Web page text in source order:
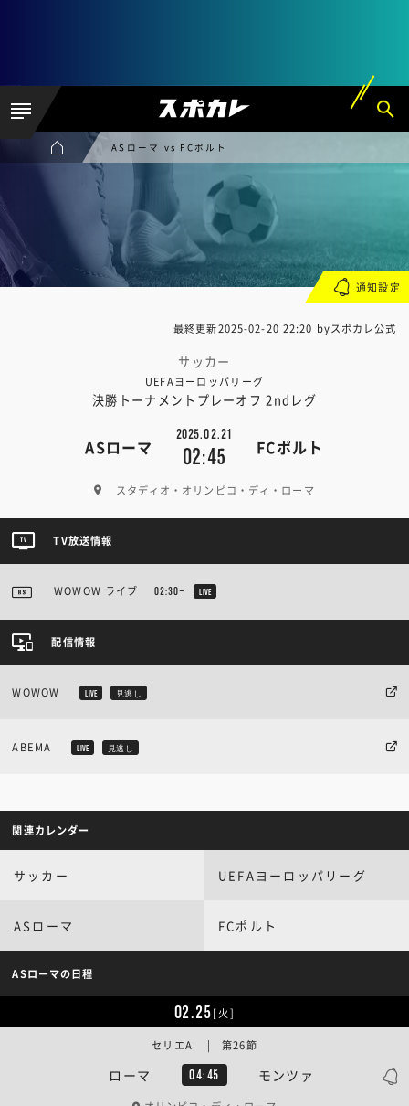
ASローマ vs FCポルト
最終更新2025-02-20 22:20 byスポカレ公式
サッカー
UEFAヨーロッパリーグ
決勝トーナメントプレーオフ 2ndレグ
ASローマ
2025.02.21
02:45 FCポルト
スタディオ・オリンピコ・ディ・ローマ
通知設定
TV放送情報
WOWOW ライブ 02:30~ LIVE
配信情報
WOWOW LIVE 見逃し
ABEMA LIVE 見逃し
関連カレンダー
サッカー UEFAヨーロッパリーグ
ASローマ FCポルト
ASローマの日程
02.25[火]
ローマ 04:45 モンツァ
セリエA | 第26節